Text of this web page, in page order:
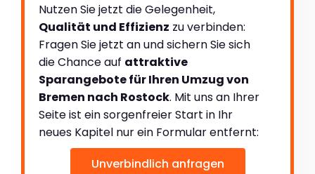
Nutzen Sie jetzt die Gelegenheit,
Qualität und Effizienz zu verbinden:
Fragen Sie jetzt an und sichern Sie sich
die Chance auf attraktive
Sparangebote für Ihren Umzug von
Bremen nach Rostock. Mit uns an Ihrer
Seite ist ein sorgenfreier Start in Ihr
neues Kapitel nur ein Formular entfernt:
Unverbindlich anfragen